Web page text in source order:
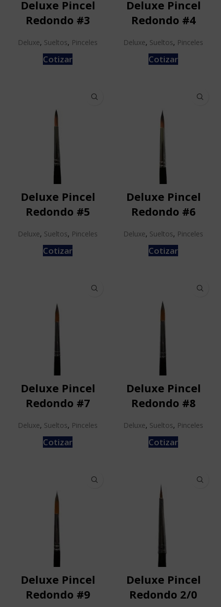
Deluxe Pincel
Redondo #3
Deluxe, Sueltos, Pinceles
Cotizar
Deluxe Pincel
Redondo #4
Deluxe, Sueltos, Pinceles
Cotizar
Deluxe Pincel
Redondo #5
Deluxe, Sueltos, Pinceles
Cotizar
Deluxe Pincel
Redondo #6
Deluxe, Sueltos, Pinceles
Cotizar
Deluxe Pincel
Redondo #7
Deluxe, Sueltos, Pinceles
Cotizar
Deluxe Pincel
Redondo #8
Deluxe, Sueltos, Pinceles
Cotizar
Deluxe Pincel
Redondo #9
Deluxe Pincel
Redondo 2/0